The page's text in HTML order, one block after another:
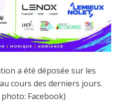
a été déposée sur les
cours des derniers jours.
Facebook)